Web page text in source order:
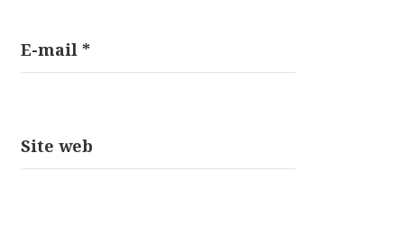
E-mail *
Site web